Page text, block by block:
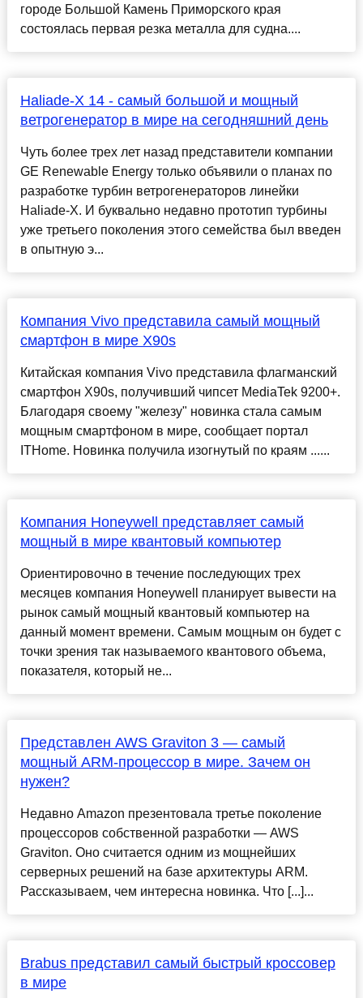
городе Большой Камень Приморского края
состоялась первая резка металла для судна....
Haliade-X 14 - самый большой и мощный
ветрогенератор в мире на сегодняшний день
Чуть более трех лет назад представители компании
GE Renewable Energy только объявили о планах по
разработке турбин ветрогенераторов линейки
Haliade-X. И буквально недавно прототип турбины
уже третьего поколения этого семейства был введен
в опытную э...
Компания Vivo представила самый мощный
смартфон в мире X90s
Китайская компания Vivo представила флагманский
смартфон X90s, получивший чипсет MediaTek 9200+.
Благодаря своему "железу" новинка стала самым
мощным смартфоном в мире, сообщает портал
ITHome. Новинка получила изогнутый по краям ......
Компания Honeywell представляет самый
мощный в мире квантовый компьютер
Ориентировочно в течение последующих трех
месяцев компания Honeywell планирует вывести на
рынок самый мощный квантовый компьютер на
данный момент времени. Самым мощным он будет с
точки зрения так называемого квантового объема,
показателя, который не...
Представлен AWS Graviton 3 — самый
мощный ARM-процессор в мире. Зачем он
нужен?
Недавно Amazon презентовала третье поколение
процессоров собственной разработки — AWS
Graviton. Оно считается одним из мощнейших
серверных решений на базе архитектуры ARM.
Рассказываем, чем интересна новинка. Что [...]...
Brabus представил самый быстрый кроссовер
в мире